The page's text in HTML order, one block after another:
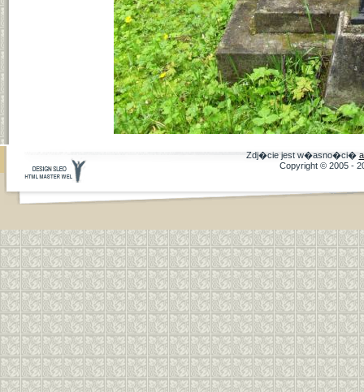
Zdj�cie jest w�asno�ci�
Copyright © 2005 -